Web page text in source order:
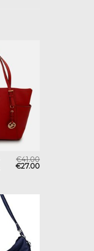
€41.00
€27.00